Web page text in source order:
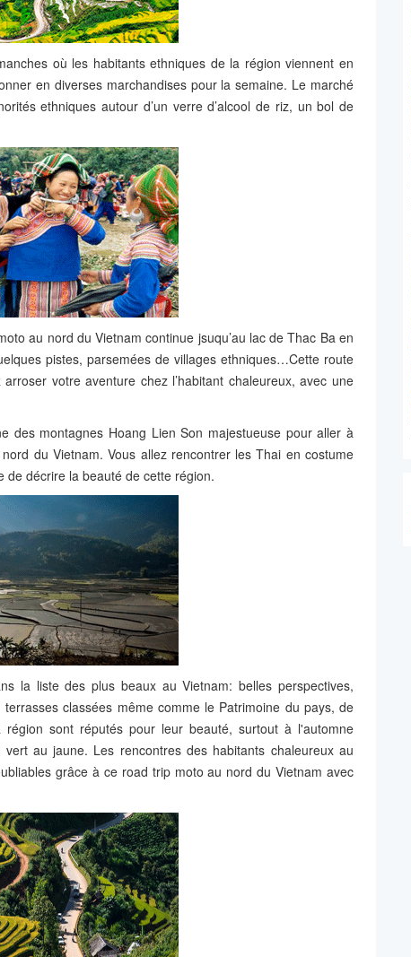
où les habitants ethniques de la région viennent en
en diverses marchandises pour la semaine. Le marché
ethniques autour d’un verre d’alcool de riz, un bol de
au nord du Vietnam continue jsuqu’au lac de Thac Ba en
pistes, parsemées de villages ethniques…Cette route
votre aventure chez l’habitant chaleureux, avec une
des montagnes Hoang Lien Son majestueuse pour aller à
du Vietnam. Vous allez rencontrer les Thai en costume
de décrire la beauté de cette région.
la liste des plus beaux au Vietnam: belles perspectives,
classées même comme le Patrimoine du pays, de
sont réputés pour leur beauté, surtout à l'automne
au jaune. Les rencontres des habitants chaleureux au
grâce à ce road trip moto au nord du Vietnam avec